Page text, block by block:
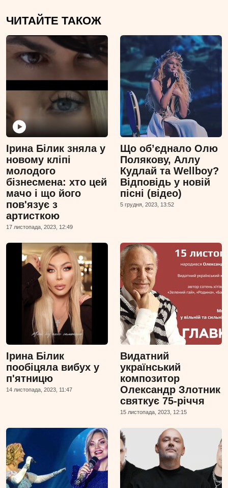
ЧИТАЙТЕ ТАКОЖ
Ірина Білик зняла у
новому кліпі
молодого
бізнесмена: хто цей
мачо і що його
пов'язує з
артисткою
17 листопада, 2023, 12:49
Що об’єднало Олю
Полякову, Аллу
Кудлай та Wellboy?
Відповідь у новій
пісні (відео)
5 грудня, 2023, 13:52
Ірина Білик
пообіцяла вибух у
п'ятницю
14 листопада, 2023, 11:47
Видатний
український
композитор
Олександр Злотник
святкує 75-річчя
15 листопада, 2023, 12:15